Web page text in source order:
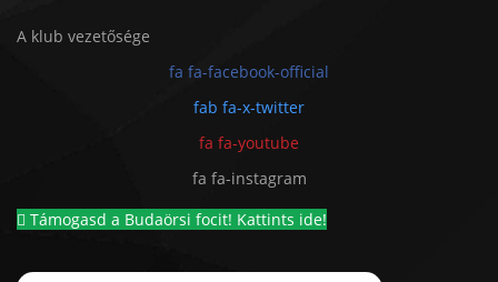
A klub vezetősége
fa fa-facebook-official
fab fa-x-twitter
fa fa-youtube
fa fa-instagram
Támogasd a Budaörsi focit! Kattints ide!